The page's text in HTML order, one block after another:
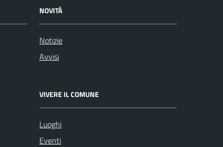
NOVITÀ
Notizie
Avvisi
VIVERE IL COMUNE
Luoghi
Eventi